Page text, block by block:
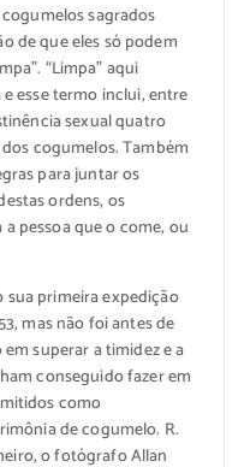
sagrados
de que eles só podem
“Limpa” aqui
esse termo inclui, entre
sexual quatro
cogumelos. Também
para juntar os
ordens, os
pessoa que o come, ou
sua primeira expedição
mas não foi antes de
superar a timidez e a
conseguido fazer em
como
de cogumelo. R.
o fotógrafo Allan